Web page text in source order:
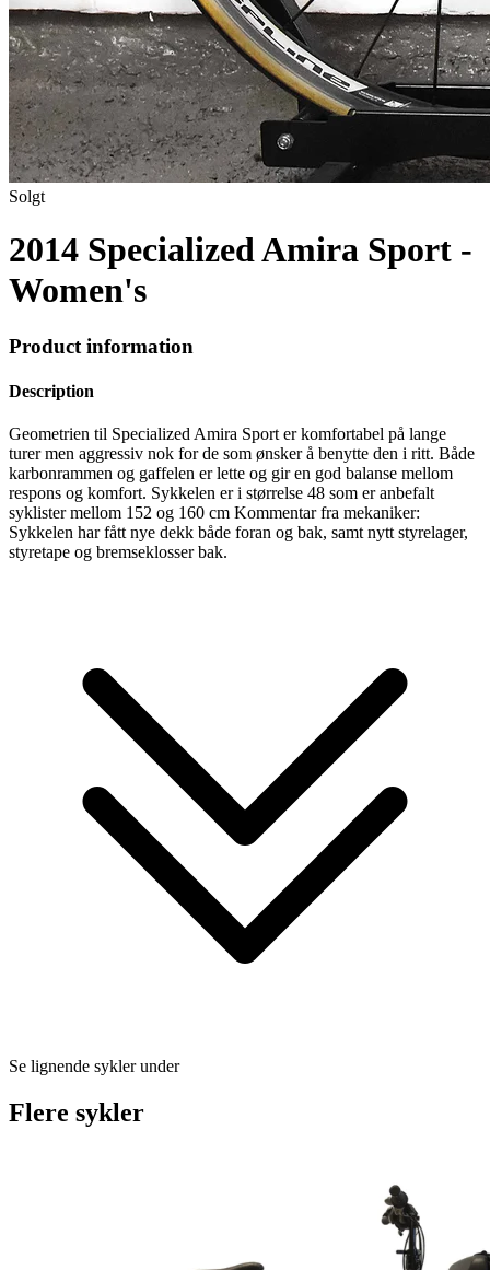
Solgt
2014 Specialized Amira Sport -
Women's
Product information
Description
Geometrien til Specialized Amira Sport er komfortabel på lange
turer men aggressiv nok for de som ønsker å benytte den i ritt. Både
karbonrammen og gaffelen er lette og gir en god balanse mellom
respons og komfort. Sykkelen er i størrelse 48 som er anbefalt
syklister mellom 152 og 160 cm Kommentar fra mekaniker:
Sykkelen har fått nye dekk både foran og bak, samt nytt styrelager,
styretape og bremseklosser bak.
Se lignende sykler under
Flere sykler